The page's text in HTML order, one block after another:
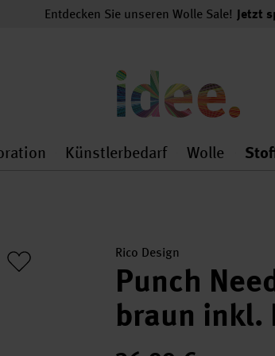
Entdecken Sie unseren Wolle Sale! Jetzt
general.openMenu
Dekoration general.openMenu
Künstlerbedarf Wolle
Rico Design
Punch
braun inkl.